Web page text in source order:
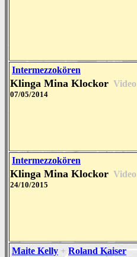
Intermezzokören
Klinga Mina Klockor Video
07/05/2014
Intermezzokören
Klinga Mina Klockor Video
24/10/2015
Maite Kelly + Roland Kaiser